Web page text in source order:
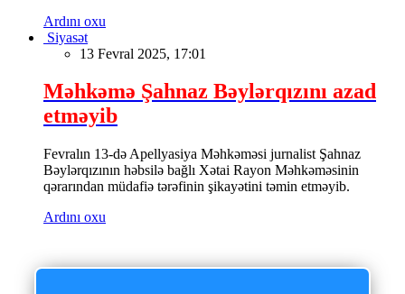
Ardını oxu
Siyasət
13 Fevral 2025, 17:01
Məhkəmə Şahnaz Bəylərqızını azad
etməyib
Fevralın 13-də Apellyasiya Məhkəməsi jurnalist Şahnaz
Bəylərqızının həbsilə bağlı Xətai Rayon Məhkəməsinin
qərarından müdafiə tərəfinin şikayətini təmin etməyib.
Ardını oxu